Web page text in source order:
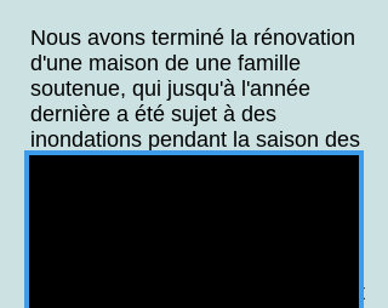
Nous avons terminé la rénovation
d'une maison de une famille
soutenue, qui jusqu'à l'année
dernière a été sujet à des
inondations pendant la saison des
d'innombrables cas de maladies et